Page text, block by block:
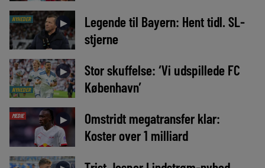
NYHEDER ►
Legende til Bayern: Hent tidl. SL-
stjerne
NYHEDER
►
Stor skuffelse: ‘Vi udspillede FC
København’
MEDIE ►
Omstridt megatransfer klar:
Koster over 1 milliard